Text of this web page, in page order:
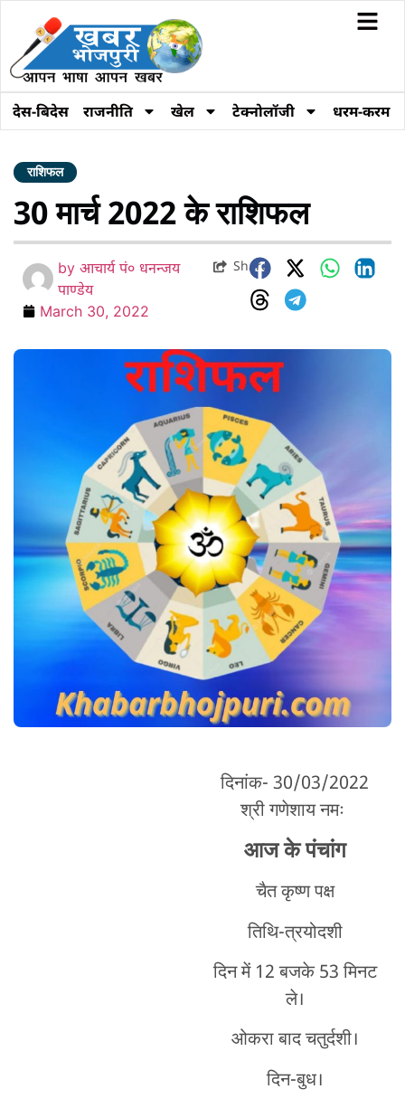
देस-बिदेस राजनीति खेल टेक्नोलॉजी धरम-करम
राशिफल
30 मार्च 2022 के राशिफल
by आचार्य पं० धनन्जय
पाण्डेय
March 30, 2022
Share
दिनांक- 30/03/2022
श्री गणेशाय नमः
आज के पंचांग
चैत कृष्ण पक्ष
तिथि-त्रयोदशी
दिन में 12 बजके 53 मिनट
ले।
ओकरा बाद चतुर्दशी।
दिन-बुध।